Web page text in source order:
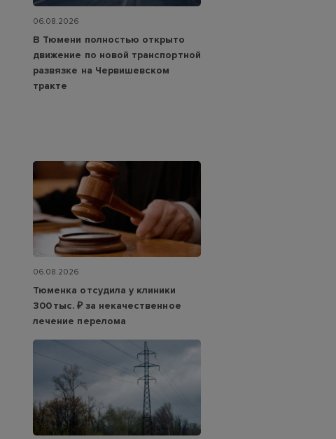
06.08.2026
В Тюмени полностью открыто
движение по новой транспортной
развязке на Червишевском
тракте
06.08.2026
Тюменка отсудила у клиники
300 тыс. ₽ за некачественное
лечение перелома